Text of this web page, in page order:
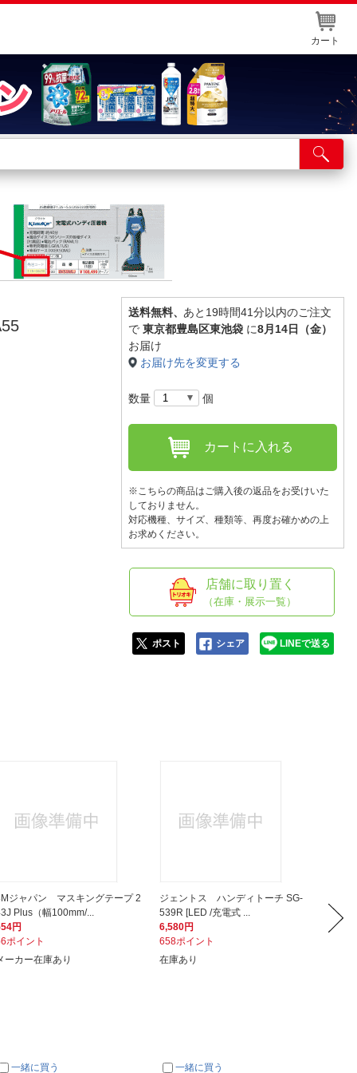
カート
舗サービス
ト取り置き
イントカードWEB登録
舗情報・店舗一覧
取り寄せ品入荷状況照会
送料無料、 あと19時間41分以内のご注文
で 東京都豊島区東池袋 に8月14日（金）
お届け
お届け先を変更する
数量 個
カートに入れる
※こちらの商品はご購入後の返品をお受けいた
しておりません。
対応機種、サイズ、種類等、再度お確かめの上
お求めください。
店舗に取り置く
（在庫・展示一覧）
ポスト シェア LINEで送る
ジャパン マスキングテープ 2
Plus（幅100mm/...
円
ポイント
ーカー在庫あり
一緒に買う
ジェントス ハンディトーチ SG-
539R [LED /充電式 ...
6,580円
658ポイント
在庫あり
一緒に買う
ープ
276円